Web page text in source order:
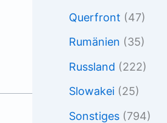
Querfront (47)
Rumänien (35)
Russland (222)
Slowakei (25)
Sonstiges (794)